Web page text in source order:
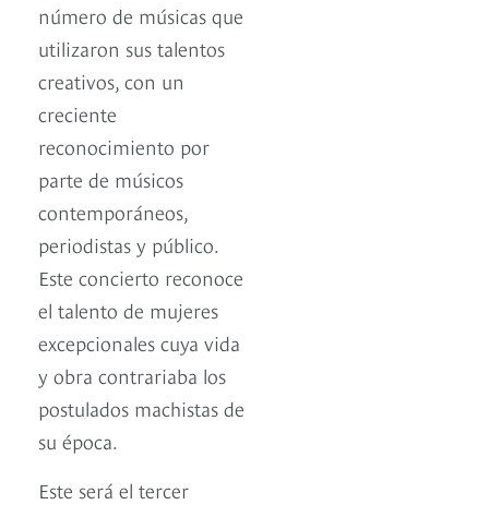
número de músicas que
utilizaron sus talentos
creativos, con un
creciente
reconocimiento por
parte de músicos
contemporáneos,
periodistas y público.
Este concierto reconoce
el talento de mujeres
excepcionales cuya vida
y obra contrariaba los
postulados machistas de
su época.
Este será el tercer